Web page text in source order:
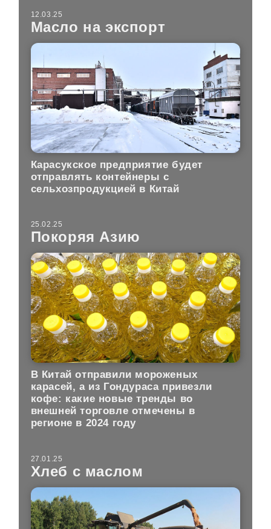
12.03.25
Масло на экспорт
Карасукское предприятие будет
отправлять контейнеры с
сельхозпродукцией в Китай
25.02.25
Покоряя Азию
В Китай отправили мороженых
карасей, а из Гондураса привезли
кофе: какие новые тренды во
внешней торговле отмечены в
регионе в 2024 году
27.01.25
Хлеб с маслом